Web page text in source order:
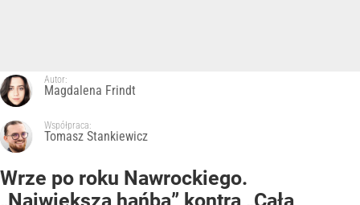
Autor:
Magdalena Frindt
Współpraca:
Tomasz Stankiewicz
Wrze po roku Nawrockiego.